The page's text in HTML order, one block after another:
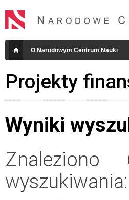
O Narodowym Centrum Nauki
Projekty
Wyniki
Znaleziono
wyszukiwania: